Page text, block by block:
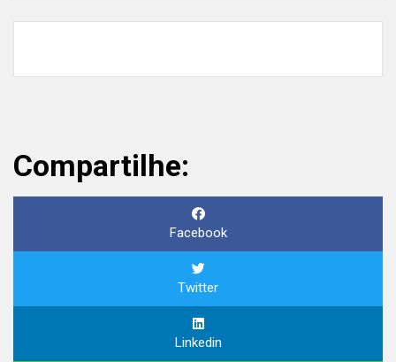
Compartilhe:
Facebook
Twitter
Linkedin